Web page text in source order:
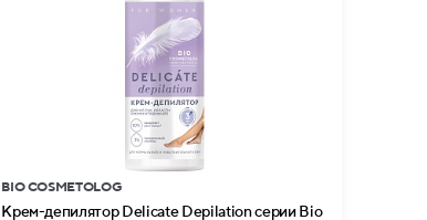
BIO COSMETOLOG
Крем-депилятор Delicate Depilation серии Bio